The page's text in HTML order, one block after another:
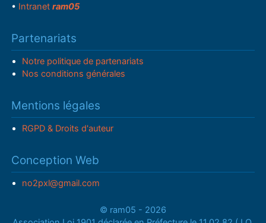
• Intranetram05
Partenariats
Notre politique de partenariats
Nos conditions générales
Mentions légales
RGPD & Droits d'auteur
Conception Web
no2pxl@gmail.com
© ram05 - 2026